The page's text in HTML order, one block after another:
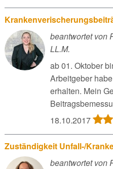
beantwortet von
LL.M.
ab 01. Oktober
Arbeitgeber
erhalten. Mein
18.10.2017
Zuständigkeit Unfall-/
beantwortet von